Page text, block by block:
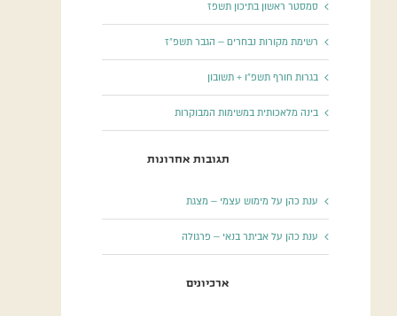
סמסטר ראשון בתיכון תשפז
רשימת מקורות נבחרים – הגבר תשפ”ז
בגרות חורף תשפ”ו + תשובון
בינה מלאכותית במשימות המבוקרות
תגובות אחרונות
ענת כהן על מימוש עצמי – מצגת
ענת כהן על אביתר בנאי – פרגולה
ארכיונים